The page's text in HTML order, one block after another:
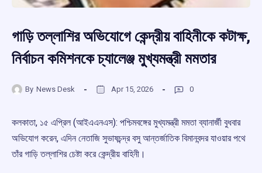
গাড়ি তল্লাশির অভিযোগে কেন্দ্রীয় বাহিনীকে কটাক্ষ,
নির্বাচন কমিশনকে চ্যালেঞ্জ মুখ্যমন্ত্রী মমতার
By News Desk Apr 15, 2026 0
কলকাতা, ১৫ এপ্রিল (আইএএনএস): পশ্চিমবঙ্গের মুখ্যমন্ত্রী মমতা ব্যানার্জী বুধবার
অভিযোগ করেন, এদিন নেতাজি সুভাষচন্দ্র বসু আন্তর্জাতিক বিমানবন্দর যাওয়ার পথে
তাঁর গাড়ি তল্লাশির চেষ্টা করে কেন্দ্রীয় বাহিনী।